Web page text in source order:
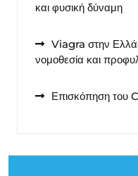
και φυσική δύναμη
Viagra στην
νομοθεσία και
Επισκόπηση του